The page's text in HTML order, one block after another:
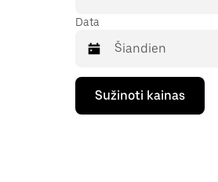
Data
Paspauskite
rodyklės
žemyn
Sužinoti kainas